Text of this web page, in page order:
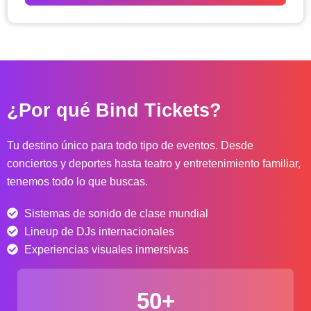
d
p
c
i
s
:
d
d
$
¿Por qué Bind Tickets?
Tu destino único para todo tipo de eventos. Desde
conciertos y deportes hasta teatro y entretenimiento familiar,
tenemos todo lo que buscas.
Sistemas de sonido de clase mundial
Lineup de DJs internacionales
Experiencias visuales inmersivas
50+